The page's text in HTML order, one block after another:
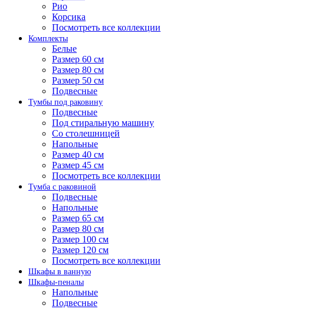
Рио
Корсика
Посмотреть все коллекции
Комплекты
Белые
Размер 60 см
Размер 80 см
Размер 50 см
Подвесные
Тумбы под раковину
Подвесные
Под стиральную машину
Со столешницей
Напольные
Размер 40 см
Размер 45 см
Посмотреть все коллекции
Тумба с раковиной
Подвесные
Напольные
Размер 65 см
Размер 80 см
Размер 100 см
Размер 120 см
Посмотреть все коллекции
Шкафы в ванную
Шкафы-пеналы
Напольные
Подвесные